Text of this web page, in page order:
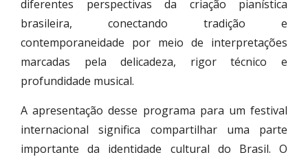
diferentes perspectivas da criação pianística
brasileira, conectando tradição e
contemporaneidade por meio de interpretações
marcadas pela delicadeza, rigor técnico e
profundidade musical.
A apresentação desse programa para um festival
internacional significa compartilhar uma parte
importante da identidade cultural do Brasil. O